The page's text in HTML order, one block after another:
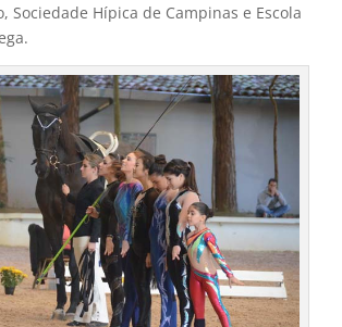
Sociedade Hípica de Campinas e Escola